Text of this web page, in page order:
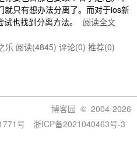
只有想办法分离了。而对于ios新
也找到分离方法。
阅读全文
乐 阅读(4845) 评论(0) 推荐(0)
博客园 © 2004-2026
号
浙ICP备2021040463号-3